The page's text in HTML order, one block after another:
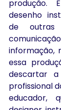
desenho
de
informação,
essa
descartar
profissional
educador,